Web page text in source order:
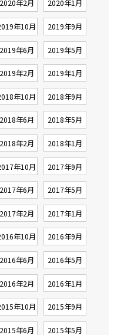
2020年2月 2020年1月
年10月 2019年9月
2019年6月 2019年5月
2019年2月 2019年1月
年10月 2018年9月
2018年6月 2018年5月
2018年2月 2018年1月
年10月 2017年9月
2017年6月 2017年5月
2017年2月 2017年1月
年10月 2016年9月
2016年6月 2016年5月
2016年2月 2016年1月
年10月 2015年9月
2015年6月 2015年5月